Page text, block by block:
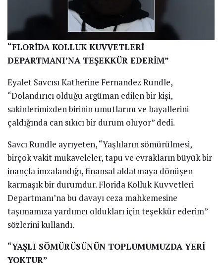
“FLORİDA KOLLUK KUVVETLERİ
DEPARTMANI’NA TEŞEKKÜR EDERİM”
Eyalet Savcısı Katherine Fernandez Rundle,
“Dolandırıcı olduğu argüman edilen bir kişi,
sakinlerimizden birinin umutlarını ve hayallerini
çaldığında can sıkıcı bir durum oluyor” dedi.
Savcı Rundle ayrıyeten, “Yaşlıların sömürülmesi,
birçok vakit mukaveleler, tapu ve evrakların büyük bir
inançla imzalandığı, finansal aldatmaya dönüşen
karmaşık bir durumdur. Florida Kolluk Kuvvetleri
Departmanı’na bu davayı ceza mahkemesine
taşımamıza yardımcı oldukları için teşekkür ederim”
sözlerini kullandı.
“YAŞLI SÖMÜRÜSÜNÜN TOPLUMUMUZDA YERİ
YOKTUR”